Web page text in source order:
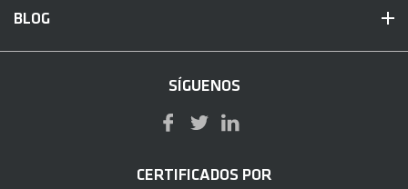
BLOG
SÍGUENOS
CERTIFICADOS POR